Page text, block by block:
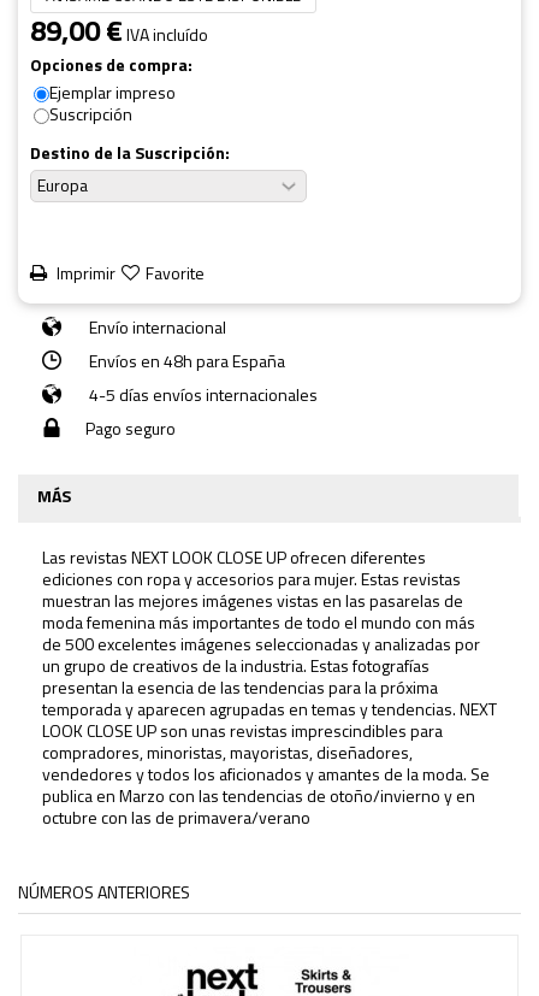
89,00 €IVA incluído
Opciones de compra:
Ejemplar impreso
Suscripción
Destino de la Suscripción:
Imprimir Favorite
Envío internacional
Envíos en 48h para España
4-5 días envíos internacionales
Pago seguro
MÁS
Las revistas NEXT LOOK CLOSE UP ofrecen diferentes
ediciones con ropa y accesorios para mujer. Estas revistas
muestran las mejores imágenes vistas en las pasarelas de
moda femenina más importantes de todo el mundo con más
de 500 excelentes imágenes seleccionadas y analizadas por
un grupo de creativos de la industria. Estas fotografías
presentan la esencia de las tendencias para la próxima
temporada y aparecen agrupadas en temas y tendencias. NEXT
LOOK CLOSE UP son unas revistas imprescindibles para
compradores, minoristas, mayoristas, diseñadores,
vendedores y todos los aficionados y amantes de la moda. Se
publica en Marzo con las tendencias de otoño/invierno y en
octubre con las de primavera/verano
NÚMEROS ANTERIORES